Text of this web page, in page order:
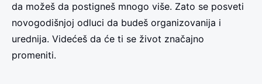
da možeš da postigneš mnogo više. Zato se posveti
novogodišnjoj odluci da budeš organizovanija i
urednija. Videćeš da će ti se život značajno
promeniti.